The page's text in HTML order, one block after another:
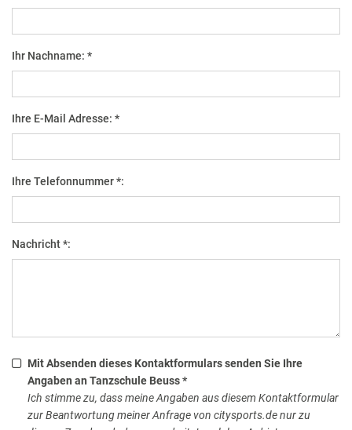
Ihr Nachname: *
Ihre E-Mail Adresse: *
Ihre Telefonnummer *:
Nachricht *:
Mit Absenden dieses Kontaktformulars senden Sie Ihre
Angaben an Tanzschule Beuss *
Ich stimme zu, dass meine Angaben aus diesem Kontaktformular
zur Beantwortung meiner Anfrage von citysports.de nur zu